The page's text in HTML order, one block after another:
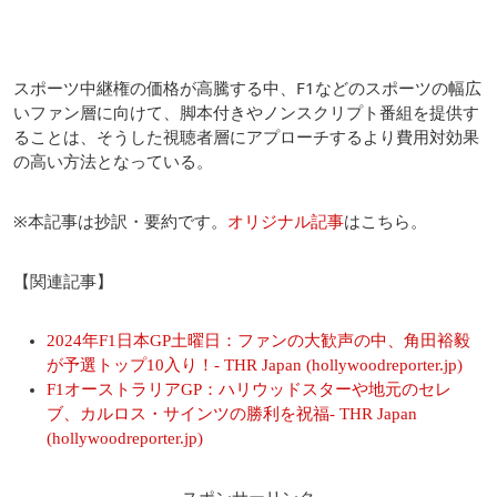
スポーツ中継権の価格が高騰する中、F1などのスポーツの幅広
いファン層に向けて、脚本付きやノンスクリプト番組を提供す
ることは、そうした視聴者層にアプローチするより費用対効果
の高い方法となっている。
※本記事は抄訳・要約です。 オリジナル記事はこちら。
【関連記事】
2024年F1日本GP土曜日：ファンの大歓声の中、角田裕毅
が予選トップ10入り！- THR Japan (hollywoodreporter.jp)
F1オーストラリアGP：ハリウッドスターや地元のセレ
ブ、カルロス・サインツの勝利を祝福- THR Japan
(hollywoodreporter.jp)